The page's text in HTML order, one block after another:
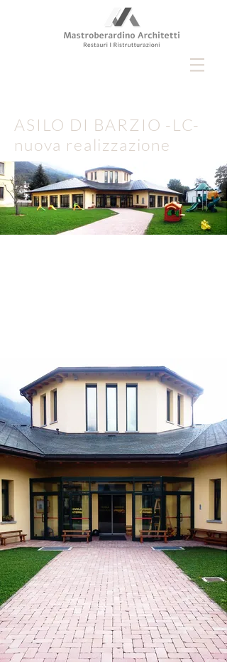
ASILO DI BARZIO -LC-
nuova realizzazione